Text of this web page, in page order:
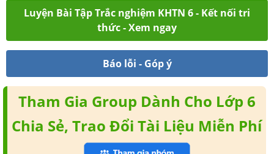
Luyện Bài Tập Trắc nghiệm KHTN 6 - Kết nối tri
thức - Xem ngay
Báo lỗi - Góp ý
Tham Gia Group Dành Cho Lớp 6
Chia Sẻ, Trao Đổi Tài Liệu Miễn Phí